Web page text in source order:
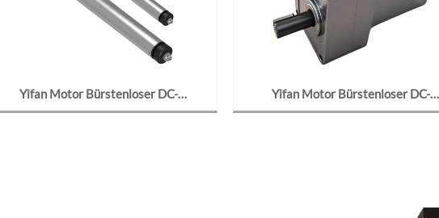
Yifan Motor Bürstenloser DC-
48V 400W, 6380-12-10J
Yifan Motor Bürstenloser DC-
Getriebemotor 24V 90W,